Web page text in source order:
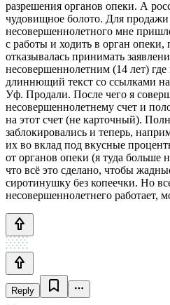
разрешения органов опеки. А
чудовищное болото. Для
несовершеннолетного мне
с работы и ходить в орган опеки,
отказывалась принимать
несовершеннолетним (14 лет)
длиннющий текст со ссылками
Уф. Продали. После чего я
несовершеннолетнему счет и
на этот счет (не карточный).
заблокировались и теперь,
их во вклад под вкусные
от органов опеки (я туда больше
что всё это сделано, чтобы
сиротинушку без копеечки. Но
несовершеннолетнего работает,
Reply